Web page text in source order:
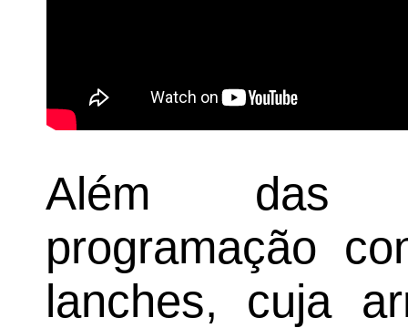
Além das
programação
lanches, cuja